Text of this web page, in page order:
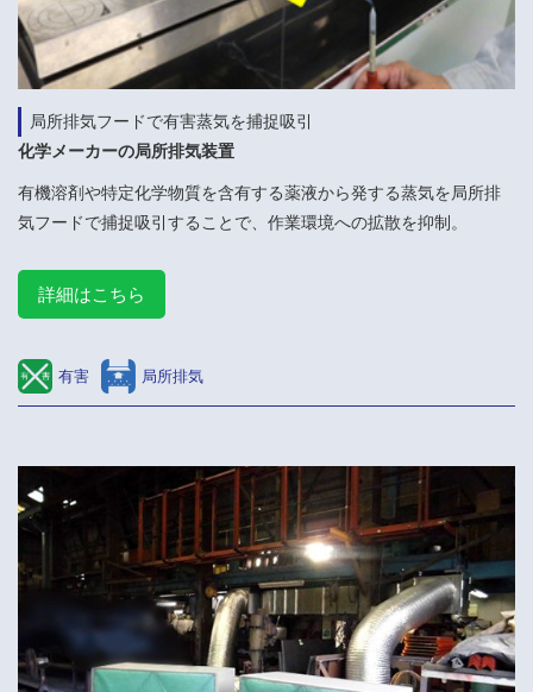
局所排気フードで有害蒸気を捕捉吸引
化学メーカーの局所排気装置
有機溶剤や特定化学物質を含有する薬液から発する蒸気を局所排
気フードで捕捉吸引することで、作業環境への拡散を抑制。
詳細はこちら
有害 局所排気